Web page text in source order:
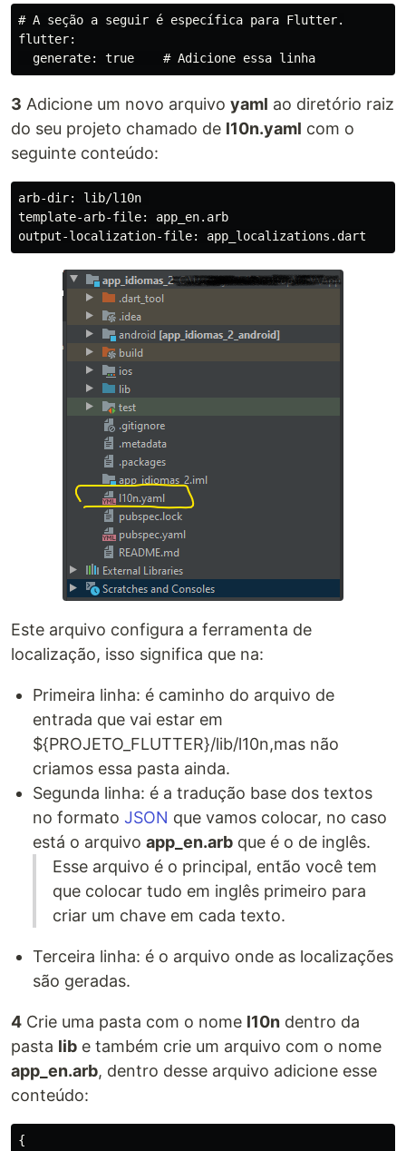
# A seção a seguir é específica para Flutter.
flutter:
3 Adicione um novo arquivo yaml ao diretório raiz
do seu projeto chamado de l10n.yaml com o
seguinte conteúdo:
arb-dir: lib/l10n
template-arb-file: app_en.arb
Este arquivo configura a ferramenta de
localização, isso significa que na:
Primeira linha: é caminho do arquivo de
entrada que vai estar em
${PROJETO_FLUTTER}/lib/l10n,mas não
criamos essa pasta ainda.
Segunda linha: é a tradução base dos textos
no formato JSON que vamos colocar, no caso
está o arquivo app_en.arb que é o de inglês.
Esse arquivo é o principal, então você tem
que colocar tudo em inglês primeiro para
criar um chave em cada texto.
Terceira linha: é o arquivo onde as localizações
são geradas.
4 Crie uma pasta com o nome l10n dentro da
pasta lib e também crie um arquivo com o nome
app_en.arb, dentro desse arquivo adicione esse
conteúdo:
{